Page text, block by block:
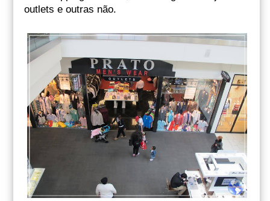
outlets e outras não.